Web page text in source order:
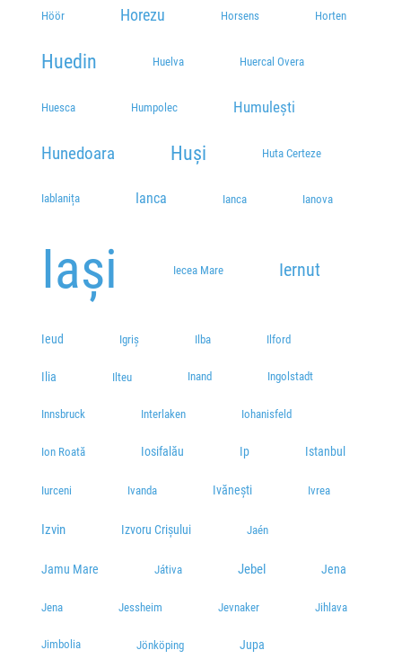
Höör Horezu Horsens Horten
Huedin Huelva Huercal Overa
Huesca Humpolec Humulești
Hunedoara Huși Huta Certeze
Iablanița Ianca Ianca Ianova
Iași Iecea Mare Iernut
Ieud Igriș Ilba Ilford
Ilia Ilteu Inand Ingolstadt
Innsbruck Interlaken Iohanisfeld
Ion Roată Iosifalău Ip Istanbul
Iurceni Ivanda Ivănești Ivrea
Izvin Izvoru Crișului Jaén
Jamu Mare Játiva Jebel Jena
Jena Jessheim Jevnaker Jihlava
Jimbolia Jönköping Jupa